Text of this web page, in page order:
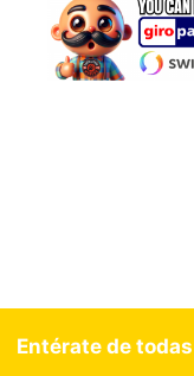
Entérate de